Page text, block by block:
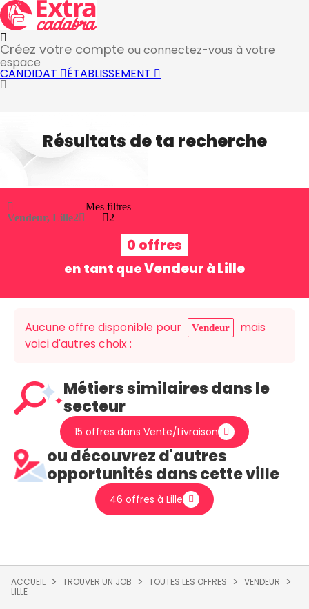
Créez votre compte ou connectez-vous à votre
espace
CANDIDAT ÉTABLISSEMENT
Résultats de ta recherche
Vendeur, Lille2
Mes filtres
2
0 offres
en tant queVendeur à Lille
Aucune offre disponible pour Vendeur
mais
voici d'autres choix :
Métiers similaires dans le
secteur
15 offres dans Vente/Livraison
ou découvrez d'autres
opportunités dans cette ville
46 offres à Lille
ACCUEIL TROUVER UN JOB TOUTES LES OFFRES
VENDEUR
LILLE